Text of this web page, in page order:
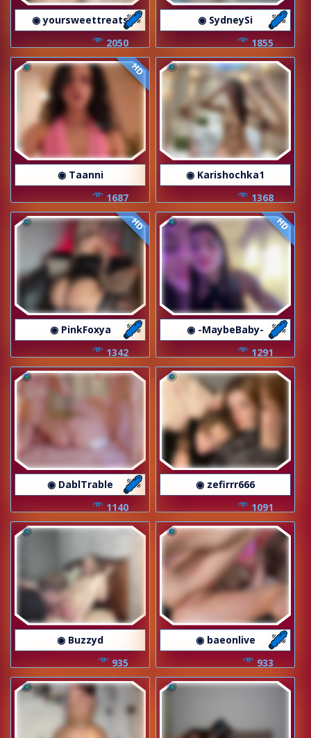
◉ yoursweettreats
2050
◉ SydneySi
1855
HD
◉ Taanni
1687
◉ Karishochka1
1368
HD
◉ PinkFoxya
1342
HD
◉ -MaybeBaby-
1291
◉ DablTrable
1140
◉ zefirrr666
1091
◉ Buzzyd
935
◉ baeonlive
933